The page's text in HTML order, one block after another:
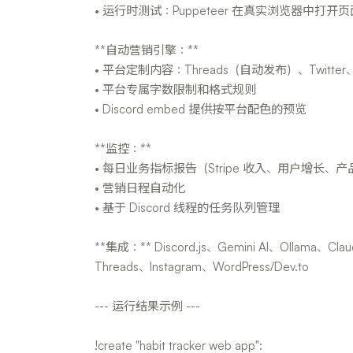
• 运行时测试：Puppeteer 在真实浏览器中打开
**自动营销引擎：**
• 平台定制内容：Threads（自动发布）、Twitter
• 平台专属字数限制和格式规则
• Discord embed 提供按平台配色的预览
**监控：**
• 每日业务指标报告（Stripe 收入、用户增长、产
• 营销日程自动化
• 基于 Discord 线程的任务队列管理
**集成：** Discord.js、Gemini AI、Ollama、
Threads、Instagram、WordPress/Dev.to
--- 运行结果示例 ---
!create "habit tracker web app":